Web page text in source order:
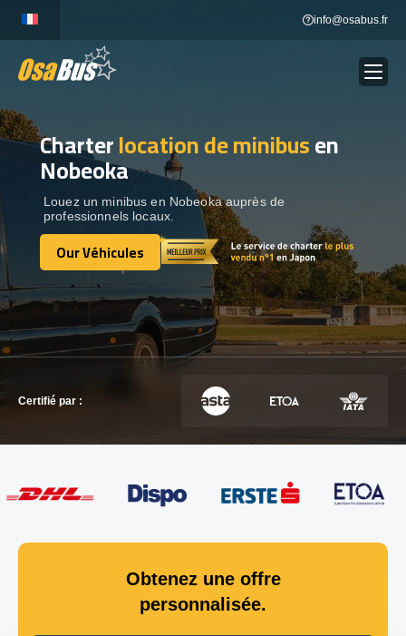
content
info@osabus.fr
LOCATION DE BUS Show dropdown
DESTINATIONS
OUR VÉHICULES
CONTACTEZ-NOUS
CONTACTEZ-NOUS
Charterlocation de minibusen
Nobeoka
Louez un minibus en Nobeoka auprès de
professionnels locaux.
Our Véhicules
Our Véhicules
Certifié par :
Obtenez une offre
personnalisée.